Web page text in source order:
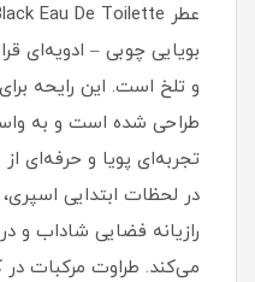
بویایی چوبی – ادویه‌ای
و تلخ است. این رایحه
طراحی شده است و به‌
تجربه‌ای پویا و حرفه‌ای از
در لحظات ابتدایی
رازیانه فضایی شاداب و
می‌کند. طراوت مرکبات در